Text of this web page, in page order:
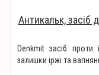
Антикальк, засіб
Denkmit засіб проти
залишки іржі та